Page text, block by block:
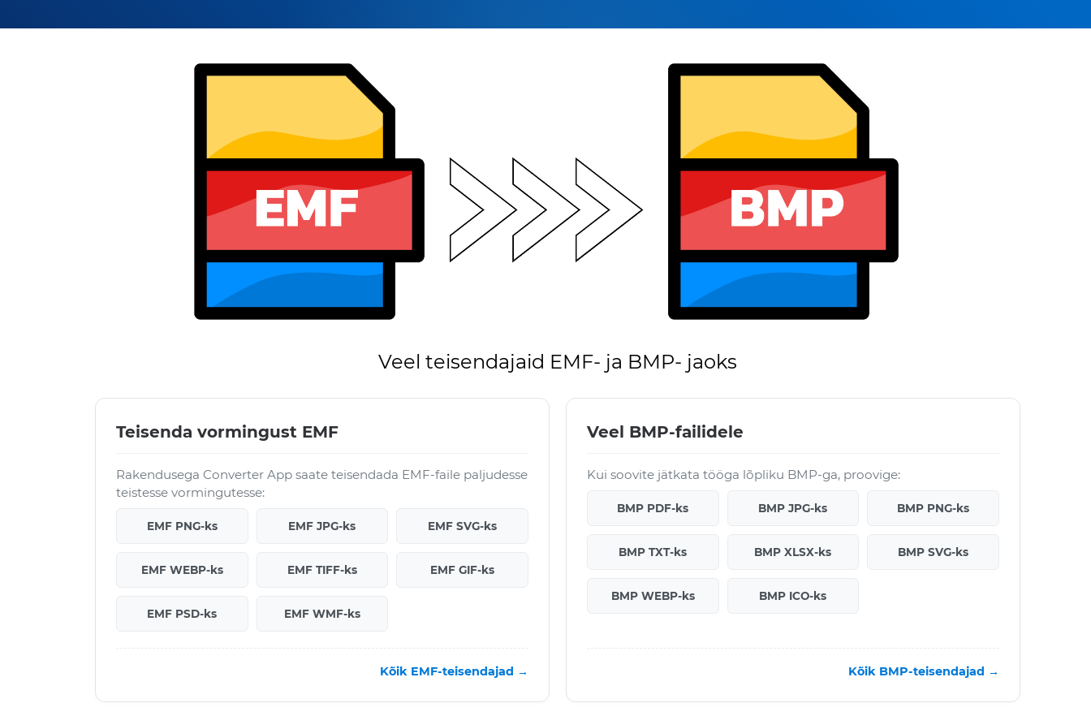
Veel teisendajaid EMF- ja BMP- jaoks
Teisenda vormingust EMF
Rakendusega Converter App saate teisendada EMF-faile paljudesse
teistesse vormingutesse:
EMF PNG-ks EMF JPG-ks EMF SVG-ks
EMF WEBP-ks EMF TIFF-ks EMF GIF-ks
EMF PSD-ks EMF WMF-ks
Kõik EMF-teisendajad →
Veel BMP-failidele
Kui soovite jätkata tööga lõpliku BMP-ga, proovige:
BMP PDF-ks BMP JPG-ks BMP PNG-ks
BMP TXT-ks BMP XLSX-ks BMP SVG-ks
BMP WEBP-ks BMP ICO-ks
Kõik BMP-teisendajad →